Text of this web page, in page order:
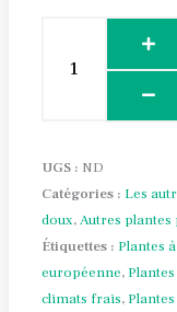
UGS : ND
Catégories : Les
doux,Autres
Étiquettes : Plantes
européenne,
climats frais,